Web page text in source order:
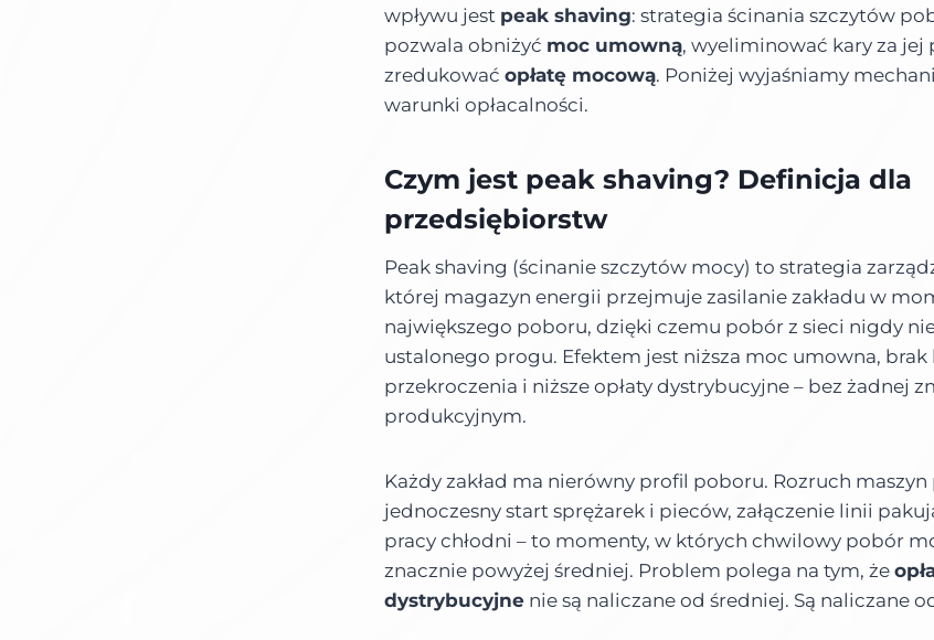
wpływu jest peak shaving: strategia ścinania szczytów
pozwala obniżyć moc umowną, wyeliminować kary za jej
zredukować opłatę mocową. Poniżej wyjaśniamy
warunki opłacalności.
Czym jest peak shaving? Definicja dla
przedsiębiorstw
Peak shaving (ścinanie szczytów mocy) to strategia
której magazyn energii przejmuje zasilanie zakładu w
największego poboru, dzięki czemu pobór z sieci nigdy
ustalonego progu. Efektem jest niższa moc umowna, brak
przekroczenia i niższe opłaty dystrybucyjne – bez żadnej
produkcyjnym.
Każdy zakład ma nierówny profil poboru. Rozruch
jednoczesny start sprężarek i pieców, załączenie linii
pracy chłodni – to momenty, w których chwilowy pobór
znacznie powyżej średniej. Problem polega na tym, że
dystrybucyjne nie są naliczane od średniej. Są naliczane